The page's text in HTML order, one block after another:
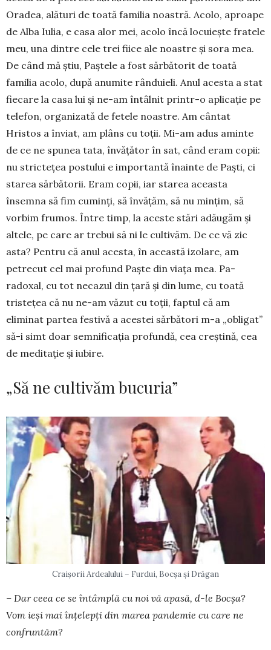
Oradea, alături de toată familia noastră. Acolo, aproape
de Alba Iulia, e casa alor mei, acolo încă locuieşte fratele
meu, una dintre cele trei fiice ale noastre și sora mea.
De când mă ştiu, Paştele a fost sărbătorit de toată
familia acolo, după anumite rânduieli. Anul acesta a stat
fiecare la casa lui şi ne-am întâlnit printr-o aplicaţie pe
telefon, organizată de fetele noastre. Am cântat
Hristos a înviat, am plâns cu toţii. Mi-am adus aminte
de ce ne spunea tata, învăţător în sat, când eram copii:
nu stricteţea postului e im­portantă înainte de Paști, ci
starea sărbă­to­rii. Eram copii, iar starea aceasta
însemna să fim cuminţi, să în­vă­ţăm, să nu minţim, să
vor­bim frumos. Între timp, la aceste stări adă­ugăm şi
altele, pe care ar trebui să ni le cul­ti­văm. De ce vă zic
asta? Pentru că anul acesta, în această izolare, am
petrecut cel mai profund Paș­te din viaţa mea. Pa­
radoxal, cu tot neca­zul din ţară şi din lume, cu toată
tris­teţea că nu ne-am vă­zut cu toţii, faptul că am
eliminat par­tea festivă a acestei sărbători m-a „obli­gat”
să-i simt doar sem­nificaţia profundă, cea creştină, cea
de medi­taţie şi iubire.
„Să ne cultivăm bucuria”
Craişorii Ardealului – Furdui, Bocşa şi Drăgan
– Dar ceea ce se întâmplă cu noi vă apasă, d-le Bocșa?
Vom ieși mai înțelepți din marea pan­demie cu care ne
confruntăm?